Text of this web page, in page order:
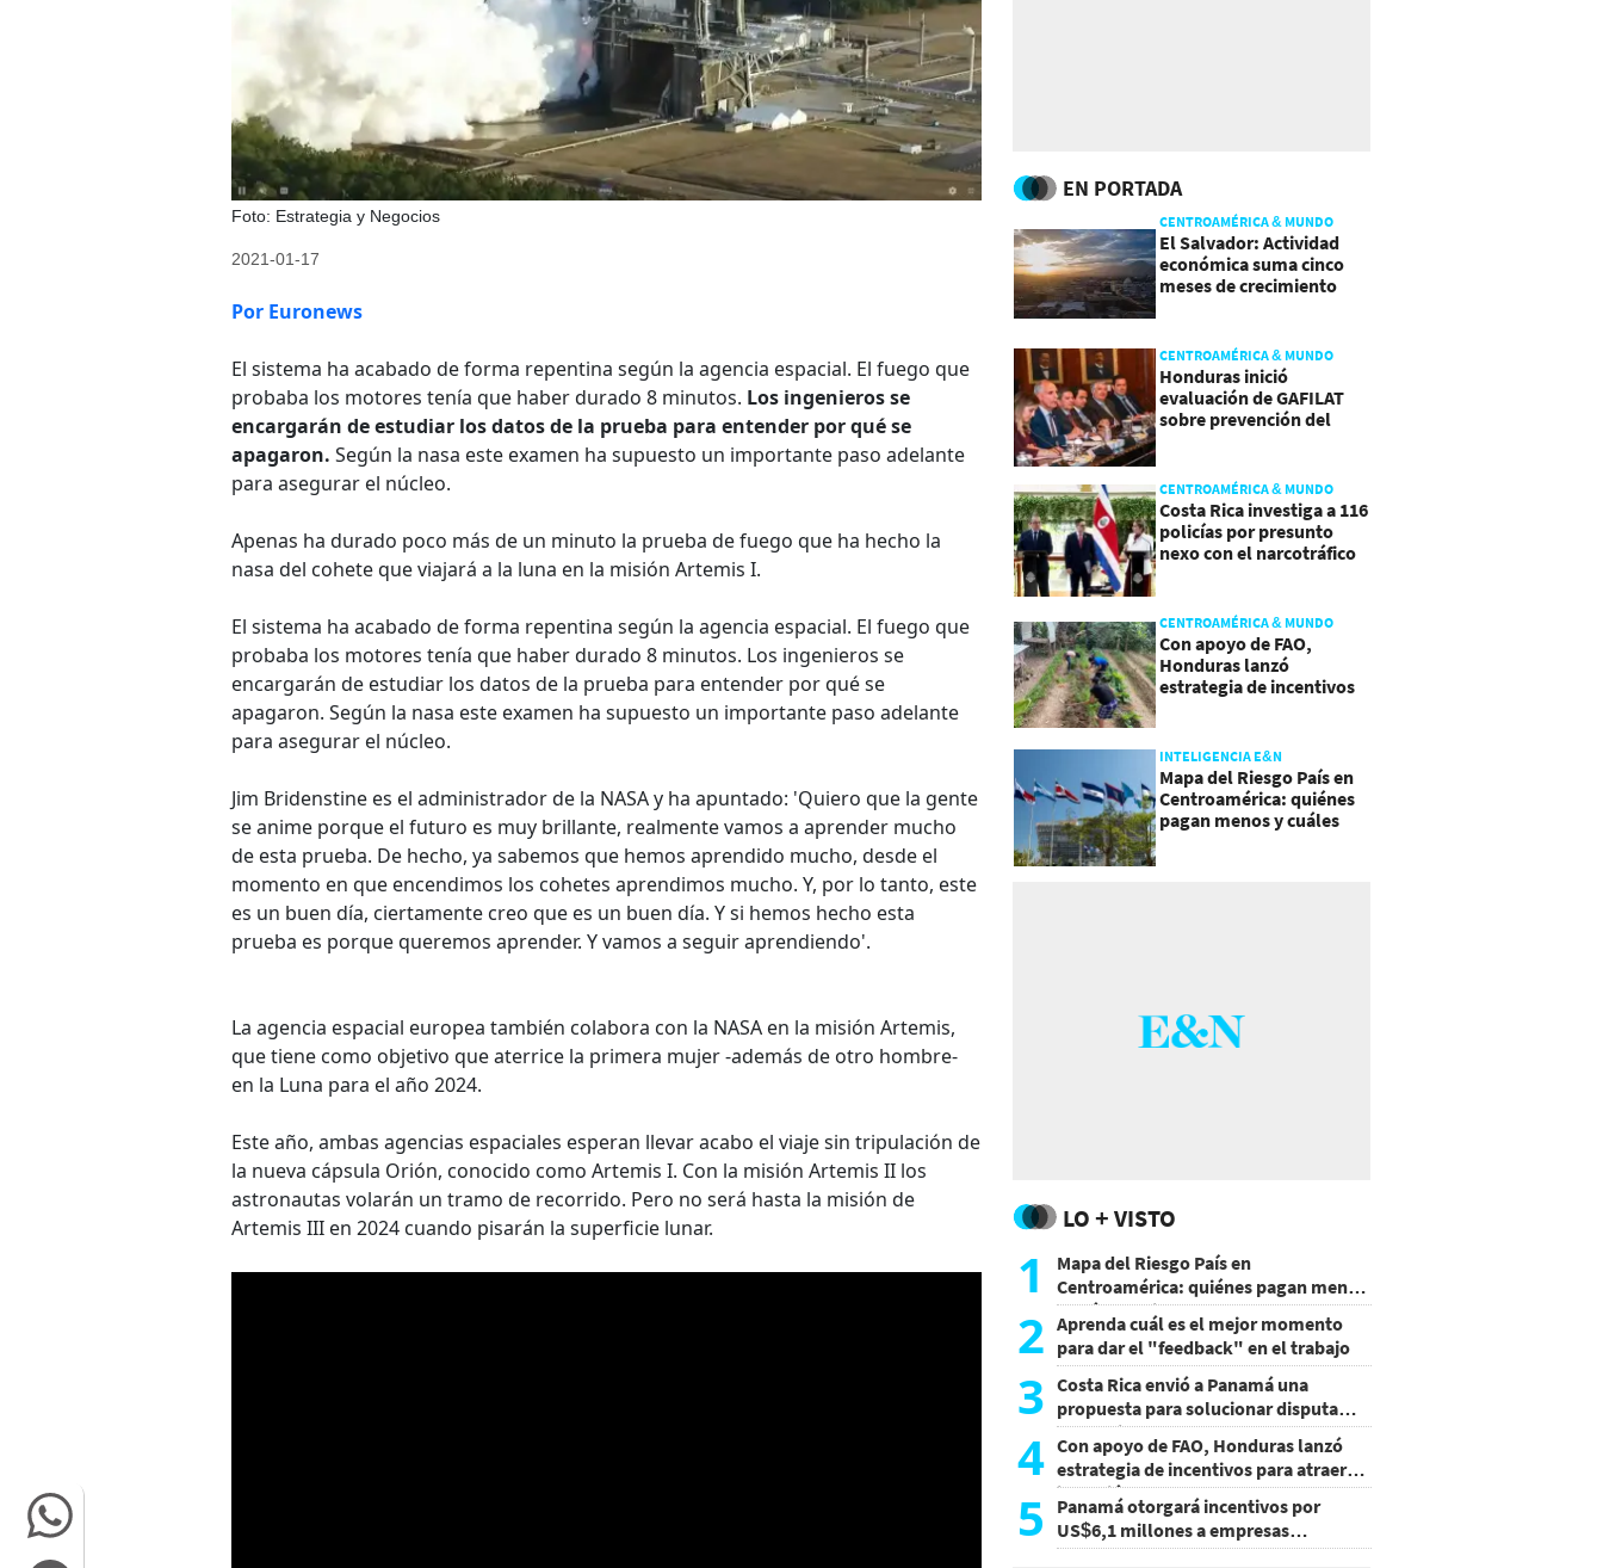
Foto: Estrategia y Negocios
2021-01-17
Por Euronews
El sistema ha acabado de forma repentina según la agencia espacial. El fuego que
probaba los motores tenía que haber durado 8 minutos. Los ingenieros se
encargarán de estudiar los datos de la prueba para entender por qué se
apagaron. Según la nasa este examen ha supuesto un importante paso adelante
para asegurar el núcleo.
Apenas ha durado poco más de un minuto la prueba de fuego que ha hecho la
nasa del cohete que viajará a la luna en la misión Artemis I.
El sistema ha acabado de forma repentina según la agencia espacial. El fuego que
probaba los motores tenía que haber durado 8 minutos. Los ingenieros se
encargarán de estudiar los datos de la prueba para entender por qué se
apagaron. Según la nasa este examen ha supuesto un importante paso adelante
para asegurar el núcleo.
Jim Bridenstine es el administrador de la NASA y ha apuntado: 'Quiero que la gente
se anime porque el futuro es muy brillante, realmente vamos a aprender mucho
de esta prueba. De hecho, ya sabemos que hemos aprendido mucho, desde el
momento en que encendimos los cohetes aprendimos mucho. Y, por lo tanto, este
es un buen día, ciertamente creo que es un buen día. Y si hemos hecho esta
prueba es porque queremos aprender. Y vamos a seguir aprendiendo'.
La agencia espacial europea también colabora con la NASA en la misión Artemis,
que tiene como objetivo que aterrice la primera mujer -además de otro hombre-
en la Luna para el año 2024.
Este año, ambas agencias espaciales esperan llevar acabo el viaje sin tripulación de
la nueva cápsula Orión, conocido como Artemis I. Con la misión Artemis II los
astronautas volarán un tramo de recorrido. Pero no será hasta la misión de
Artemis III en 2024 cuando pisarán la superficie lunar.
EN PORTADA
CENTROAMÉRICA & MUNDO
El Salvador: Actividad
económica suma cinco
meses de crecimiento
CENTROAMÉRICA & MUNDO
Honduras inició
evaluación de GAFILAT
sobre prevención del
CENTROAMÉRICA & MUNDO
Costa Rica investiga a 116
policías por presunto
nexo con el narcotráfico
CENTROAMÉRICA & MUNDO
Con apoyo de FAO,
Honduras lanzó
estrategia de incentivos
INTELIGENCIA E&N
Mapa del Riesgo País en
Centroamérica: quiénes
pagan menos y cuáles
LO + VISTO
1
Mapa del Riesgo País en
Centroamérica: quiénes pagan menos
y cuáles mejoraron
2 Aprenda cuál es el mejor momento
para dar el "feedback" en el trabajo
3 Costa Rica envió a Panamá una
propuesta para solucionar disputa
comercial
4 Con apoyo de FAO, Honduras lanzó
estrategia de incentivos para atraer
inversión al agro
5
Panamá otorgará incentivos por
US$6,1 millones a empresas
agroexportadoras